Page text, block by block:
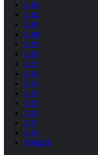
0.83
0.82
0.81
0.80
0.79
0.78
0.77
0.76
0.75
0.74
0.73
0.72
0.71
0.70
所有版本